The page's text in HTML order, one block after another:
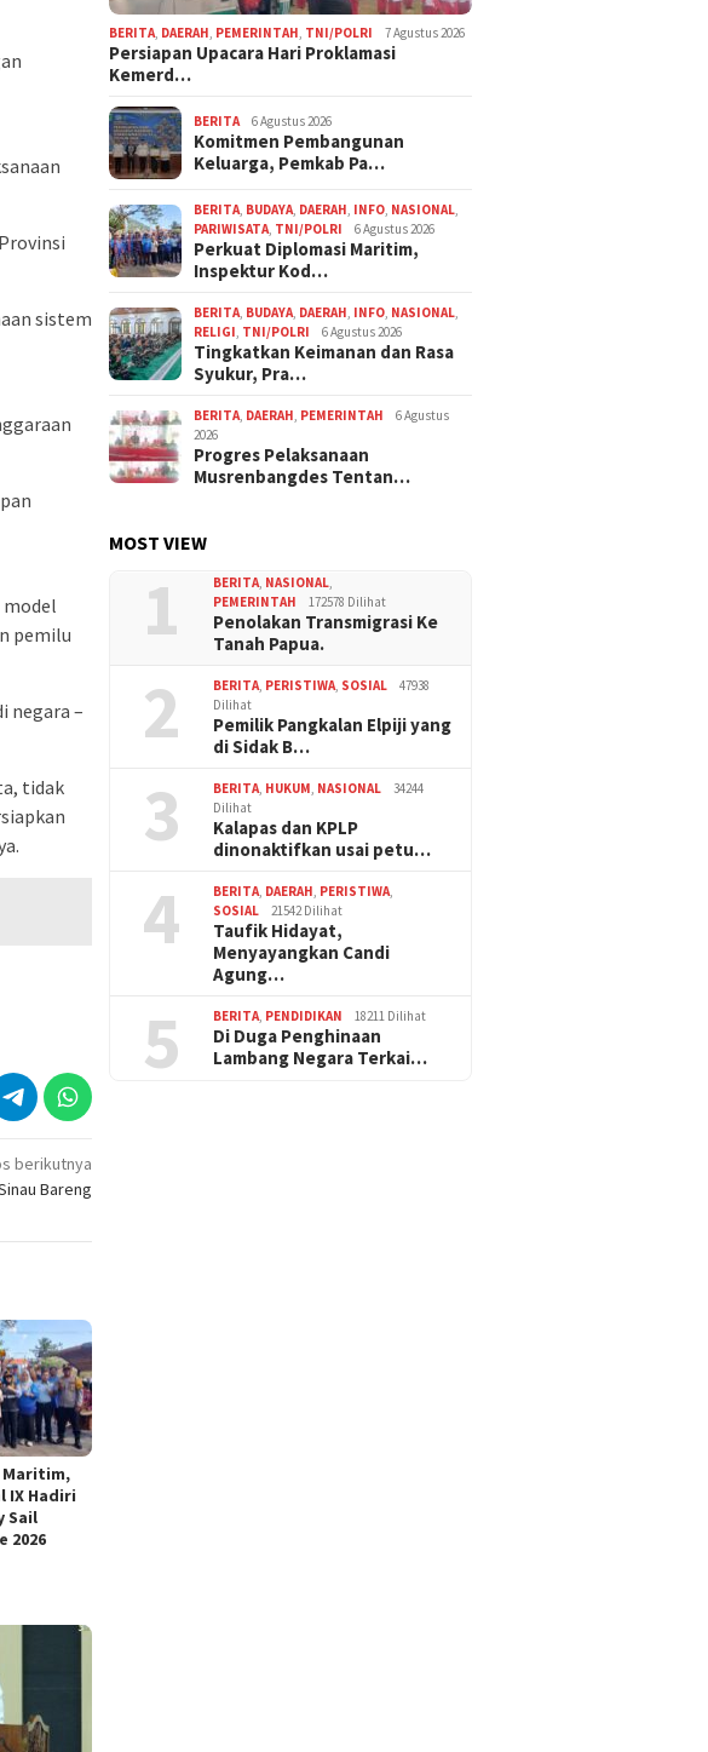
sistem
model
pemilu
negara –
tidak
berikutnya
Bareng
Maritim,
IX Hadiri
Sail
2026
BERITA, DAERAH, PEMERINTAH, TNI/POLRI 7 Agustus 2026
Persiapan Upacara Hari Proklamasi
Kemerd…
BERITA 6 Agustus 2026
Komitmen Pembangunan
Keluarga, Pemkab Pa…
BERITA, BUDAYA, DAERAH, INFO, NASIONAL,
PARIWISATA, TNI/POLRI 6 Agustus 2026
Perkuat Diplomasi Maritim,
Inspektur Kod…
BERITA, BUDAYA, DAERAH, INFO, NASIONAL,
RELIGI, TNI/POLRI 6 Agustus 2026
Tingkatkan Keimanan dan Rasa
Syukur, Pra…
BERITA, DAERAH, PEMERINTAH
6 Agustus
2026
Progres Pelaksanaan
Musrenbangdes Tentan…
MOST VIEW
1 BERITA, NASIONAL,
PEMERINTAH
172578 Dilihat
Penolakan Transmigrasi Ke
Tanah Papua.
2 BERITA, PERISTIWA, SOSIAL
47938
Dilihat
Pemilik Pangkalan Elpiji yang
di Sidak B…
3 BERITA, HUKUM, NASIONAL
34244
Dilihat
Kalapas dan KPLP
dinonaktifkan usai petu…
4 BERITA, DAERAH, PERISTIWA,
SOSIAL
21542 Dilihat
Taufik Hidayat,
Menyayangkan Candi
Agung…
5 BERITA, PENDIDIKAN 18211 Dilihat
Di Duga Penghinaan
Lambang Negara Terkai…